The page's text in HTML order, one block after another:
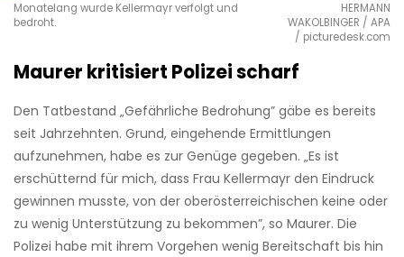
Monatelang wurde Kellermayr verfolgt und
bedroht.
HERMANN
WAKOLBINGER / APA
/ picturedesk.com
Maurer kritisiert Polizei scharf
Den Tatbestand „Gefährliche Bedrohung” gäbe es bereits
seit Jahrzehnten. Grund, eingehende Ermittlungen
aufzunehmen, habe es zur Genüge gegeben. „Es ist
erschütternd für mich, dass Frau Kellermayr den Eindruck
gewinnen musste, von der oberösterreichischen keine oder
zu wenig Unterstützung zu bekommen”, so Maurer. Die
Polizei habe mit ihrem Vorgehen wenig Bereitschaft bis hin